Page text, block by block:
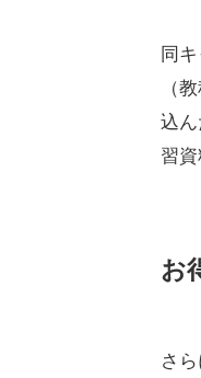
同
（
込
習資
お
さ